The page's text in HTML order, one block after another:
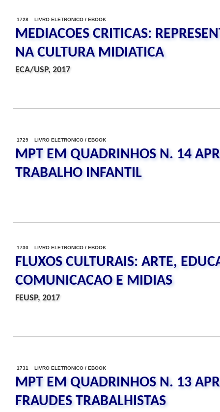
1728 LIVRO ELETRONICO / EBOOK
MEDIACOES CRITICAS:
NA CULTURA MIDIATICA
ECA/USP, 2017
1729 LIVRO ELETRONICO / EBOOK
MPT EM QUADRINHOS N. 14
TRABALHO INFANTIL
1730 LIVRO ELETRONICO / EBOOK
FLUXOS CULTURAIS: ARTE,
COMUNICACAO E MIDIAS
FEUSP, 2017
1731 LIVRO ELETRONICO / EBOOK
MPT EM QUADRINHOS N. 13
FRAUDES TRABALHISTAS